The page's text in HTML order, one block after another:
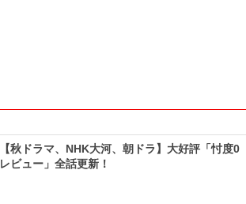
【秋ドラマ、NHK大河、朝ドラ】大好評「忖度0
レビュー」全話更新！